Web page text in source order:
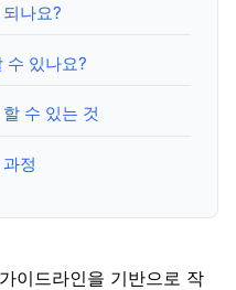
나요?
수 있나요?
수 있는 것
정
이드라인을 기반으로 작